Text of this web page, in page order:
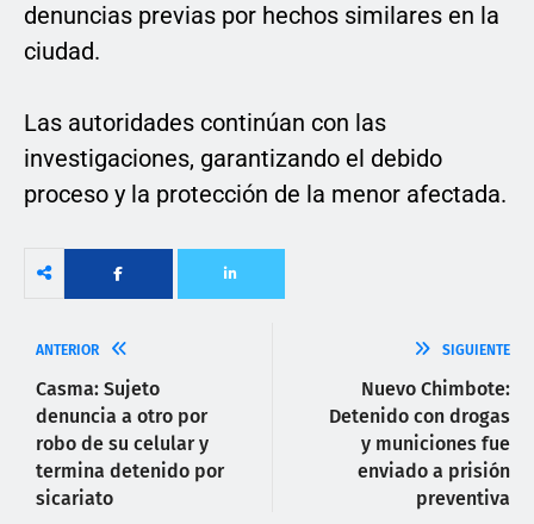
denuncias previas por hechos similares en la
ciudad.
Las autoridades continúan con las
investigaciones, garantizando el debido
proceso y la protección de la menor afectada.
ANTERIOR
Casma: Sujeto
denuncia a otro por
robo de su celular y
termina detenido por
sicariato
SIGUIENTE
Nuevo Chimbote:
Detenido con drogas
y municiones fue
enviado a prisión
preventiva